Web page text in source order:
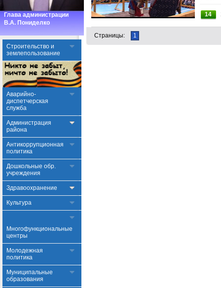
Глава администрации
В.А. Пониделко
Cтроительство и
землепользование
Аварийно-
диспетчерская
служба
Администрация
района
Антикоррупционная
политика
Дошкольные обр.
учреждения
Здравоохранение
Культура
Многофункциональные
центры
Молодежная
политика
Муниципальные
образования
14
Страницы: 1